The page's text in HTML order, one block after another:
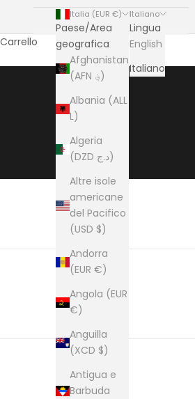
Italia (EUR €)
Paese/Area
geografica
Afghanistan
(AFN ؋)
Albania (ALL
L)
Algeria
(DZD د.ج)
Altre isole
americane
del Pacifico
(USD $)
Andorra
(EUR €)
Angola (EUR
€)
Anguilla
(XCD $)
Antigua e
Barbuda
Italiano
Lingua
English
Italiano
Carrello